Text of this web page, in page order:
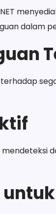
dalam